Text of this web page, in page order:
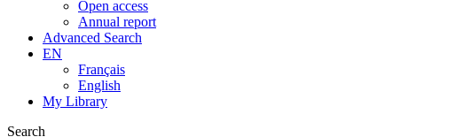
Open access
Annual report
Advanced Search
EN
Français
English
My Library
Search